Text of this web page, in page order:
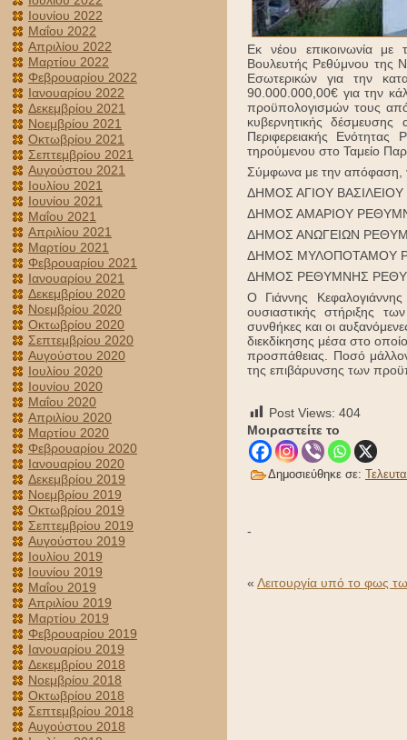
Ιουνίου 2022
Μαΐου 2022
Απριλίου 2022
Μαρτίου 2022
Φεβρουαρίου 2022
Ιανουαρίου 2022
Δεκεμβρίου 2021
Νοεμβρίου 2021
Οκτωβρίου 2021
Σεπτεμβρίου 2021
Αυγούστου 2021
Ιουλίου 2021
Ιουνίου 2021
Μαΐου 2021
Απριλίου 2021
Μαρτίου 2021
Φεβρουαρίου 2021
Ιανουαρίου 2021
Δεκεμβρίου 2020
Νοεμβρίου 2020
Οκτωβρίου 2020
Σεπτεμβρίου 2020
Αυγούστου 2020
Ιουλίου 2020
Ιουνίου 2020
Μαΐου 2020
Απριλίου 2020
Μαρτίου 2020
Φεβρουαρίου 2020
Ιανουαρίου 2020
Δεκεμβρίου 2019
Νοεμβρίου 2019
Οκτωβρίου 2019
Σεπτεμβρίου 2019
Αυγούστου 2019
Ιουλίου 2019
Ιουνίου 2019
Μαΐου 2019
Απριλίου 2019
Μαρτίου 2019
Φεβρουαρίου 2019
Ιανουαρίου 2019
Δεκεμβρίου 2018
Νοεμβρίου 2018
Οκτωβρίου 2018
Σεπτεμβρίου 2018
Αυγούστου 2018
Εκ νέου επικοινωνία
Βουλευτής Ρεθύμνου της
Εσωτερικών για την
90.000.000,00€ για την
προϋπολογισμών τους
κυβερνητικής
Περιφερειακής
τηρούμενου στο Ταμείο
Σύμφωνα με την απόφαση,
ΔΗΜΟΣ ΑΓΙΟΥ
ΔΗΜΟΣ ΑΜΑΡΙΟΥ
ΔΗΜΟΣ ΑΝΩΓΕΙΩΝ
ΔΗΜΟΣ ΜΥΛΟΠΟΤΑΜΟΥ
ΔΗΜΟΣ ΡΕΘΥΜΝΗΣ
Ο Γιάννης
ουσιαστικής στήριξης
συνθήκες και οι
διεκδίκησης μέσα στο
προσπάθειας. Ποσό
της επιβάρυνσης των
Post Views: 404
Μοιραστείτε το
Δημοσιεύθηκε σε:
-
« Λειτουργία υπό το φως